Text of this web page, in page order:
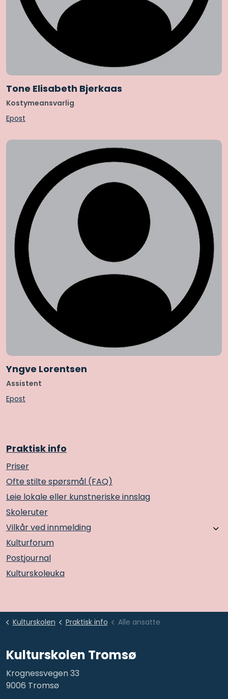
Tone Elisabeth Bjerkaas
Kostymeansvarlig
Epost
Yngve Lorentsen
Assistent
Epost
Praktisk info
Priser
Ofte stilte spørsmål (FAQ)
Leie lokale eller kunstneriske innslag
Skoleruter
Vilkår ved innmelding
Kulturforum
Postjournal
Kulturskoleuka
Kulturskolen Praktisk info Alle ansatte
Kulturskolen Tromsø
Krognessvegen 33
9006 Tromsø